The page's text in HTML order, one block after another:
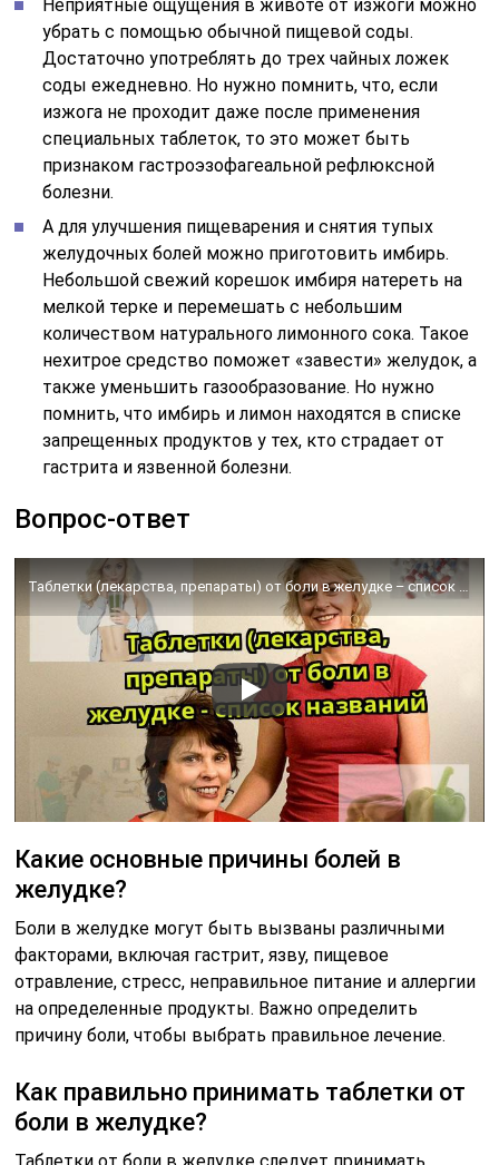
Неприятные ощущения в животе от изжоги можно
убрать с помощью обычной пищевой соды.
Достаточно употреблять до трех чайных ложек
соды ежедневно. Но нужно помнить, что, если
изжога не проходит даже после применения
специальных таблеток, то это может быть
признаком гастроэзофагеальной рефлюксной
болезни.
А для улучшения пищеварения и снятия тупых
желудочных болей можно приготовить имбирь.
Небольшой свежий корешок имбиря натереть на
мелкой терке и перемешать с небольшим
количеством натурального лимонного сока. Такое
нехитрое средство поможет «завести» желудок, а
также уменьшить газообразование. Но нужно
помнить, что имбирь и лимон находятся в списке
запрещенных продуктов у тех, кто страдает от
гастрита и язвенной болезни.
Вопрос-ответ
Таблетки (лекарства, препараты) от боли в желудке – список названий
Какие основные причины болей в
желудке?
Боли в желудке могут быть вызваны различными
факторами, включая гастрит, язву, пищевое
отравление, стресс, неправильное питание и аллергии
на определенные продукты. Важно определить
причину боли, чтобы выбрать правильное лечение.
Как правильно принимать таблетки от
боли в желудке?
Таблетки от боли в желудке следует принимать